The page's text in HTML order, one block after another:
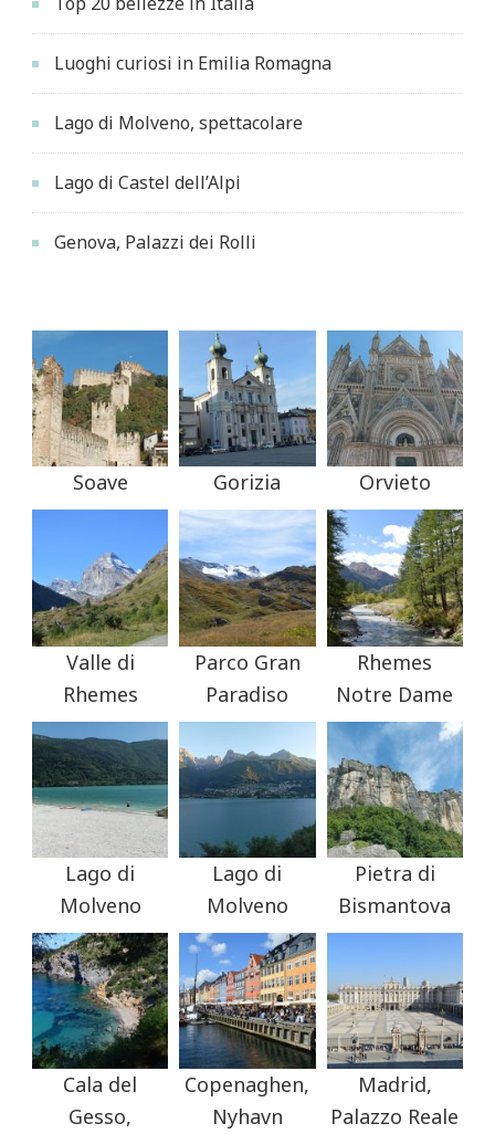
Luoghi curiosi in Emilia Romagna
Lago di Molveno, spettacolare
Lago di Castel dell’Alpi
Genova, Palazzi dei Rolli
Soave Gorizia Orvieto
Valle di
Rhemes
Parco Gran
Paradiso
Rhemes
Notre Dame
Lago di
Molveno
Lago di
Molveno
Pietra di
Bismantova
Cala del
Gesso,
Copenaghen,
Nyhavn
Madrid,
Palazzo Reale